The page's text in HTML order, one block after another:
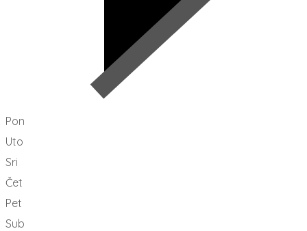
Pon
Uto
Sri
Čet
Pet
Sub